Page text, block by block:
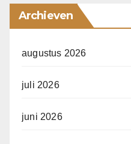
Archieven
augustus 2026
juli 2026
juni 2026